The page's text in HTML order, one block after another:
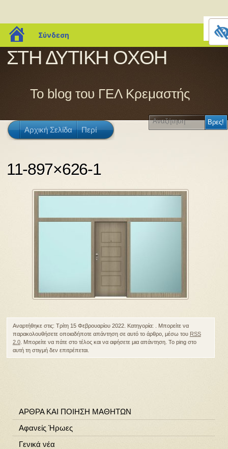
blogs.sch.gr
Σύνδεση
ΣΤΗ ΔΥΤΙΚΗ ΟΧΘΗ
Το blog του ΓΕΛ Κρεμαστής
Αρχική Σελίδα Περί
11-897×626-1
Αναρτήθηκε στις: Τρίτη 15 Φεβρουαρίου 2022. Κατηγορία: . Μπορείτε να
παρακολουθήσετε οποιαδήποτε απάντηση σε αυτό το άρθρο, μέσω του RSS
2.0. Μπορείτε να πάτε στο τέλος και να αφήσετε μια απάντηση. Το ping στο
αυτή τη στιγμή δεν επιτρέπεται.
ΑΡΘΡΑ ΚΑΙ ΠΟΙΗΣΗ ΜΑΘΗΤΩΝ
Αφανείς Ήρωες
Γενικά νέα